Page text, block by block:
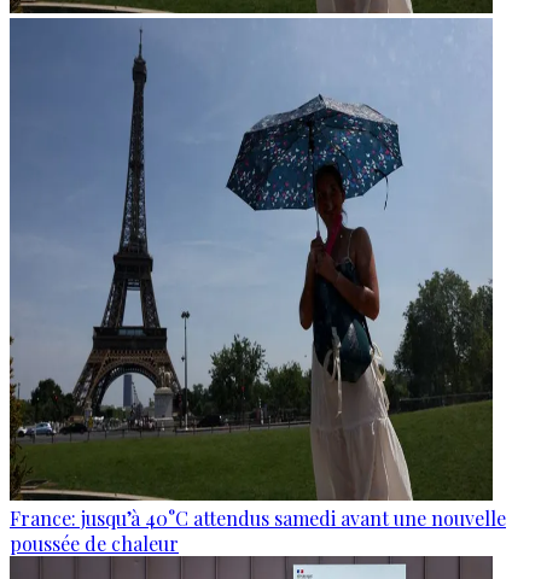
France: jusqu’à 40°C attendus samedi avant une nouvelle
poussée de chaleur